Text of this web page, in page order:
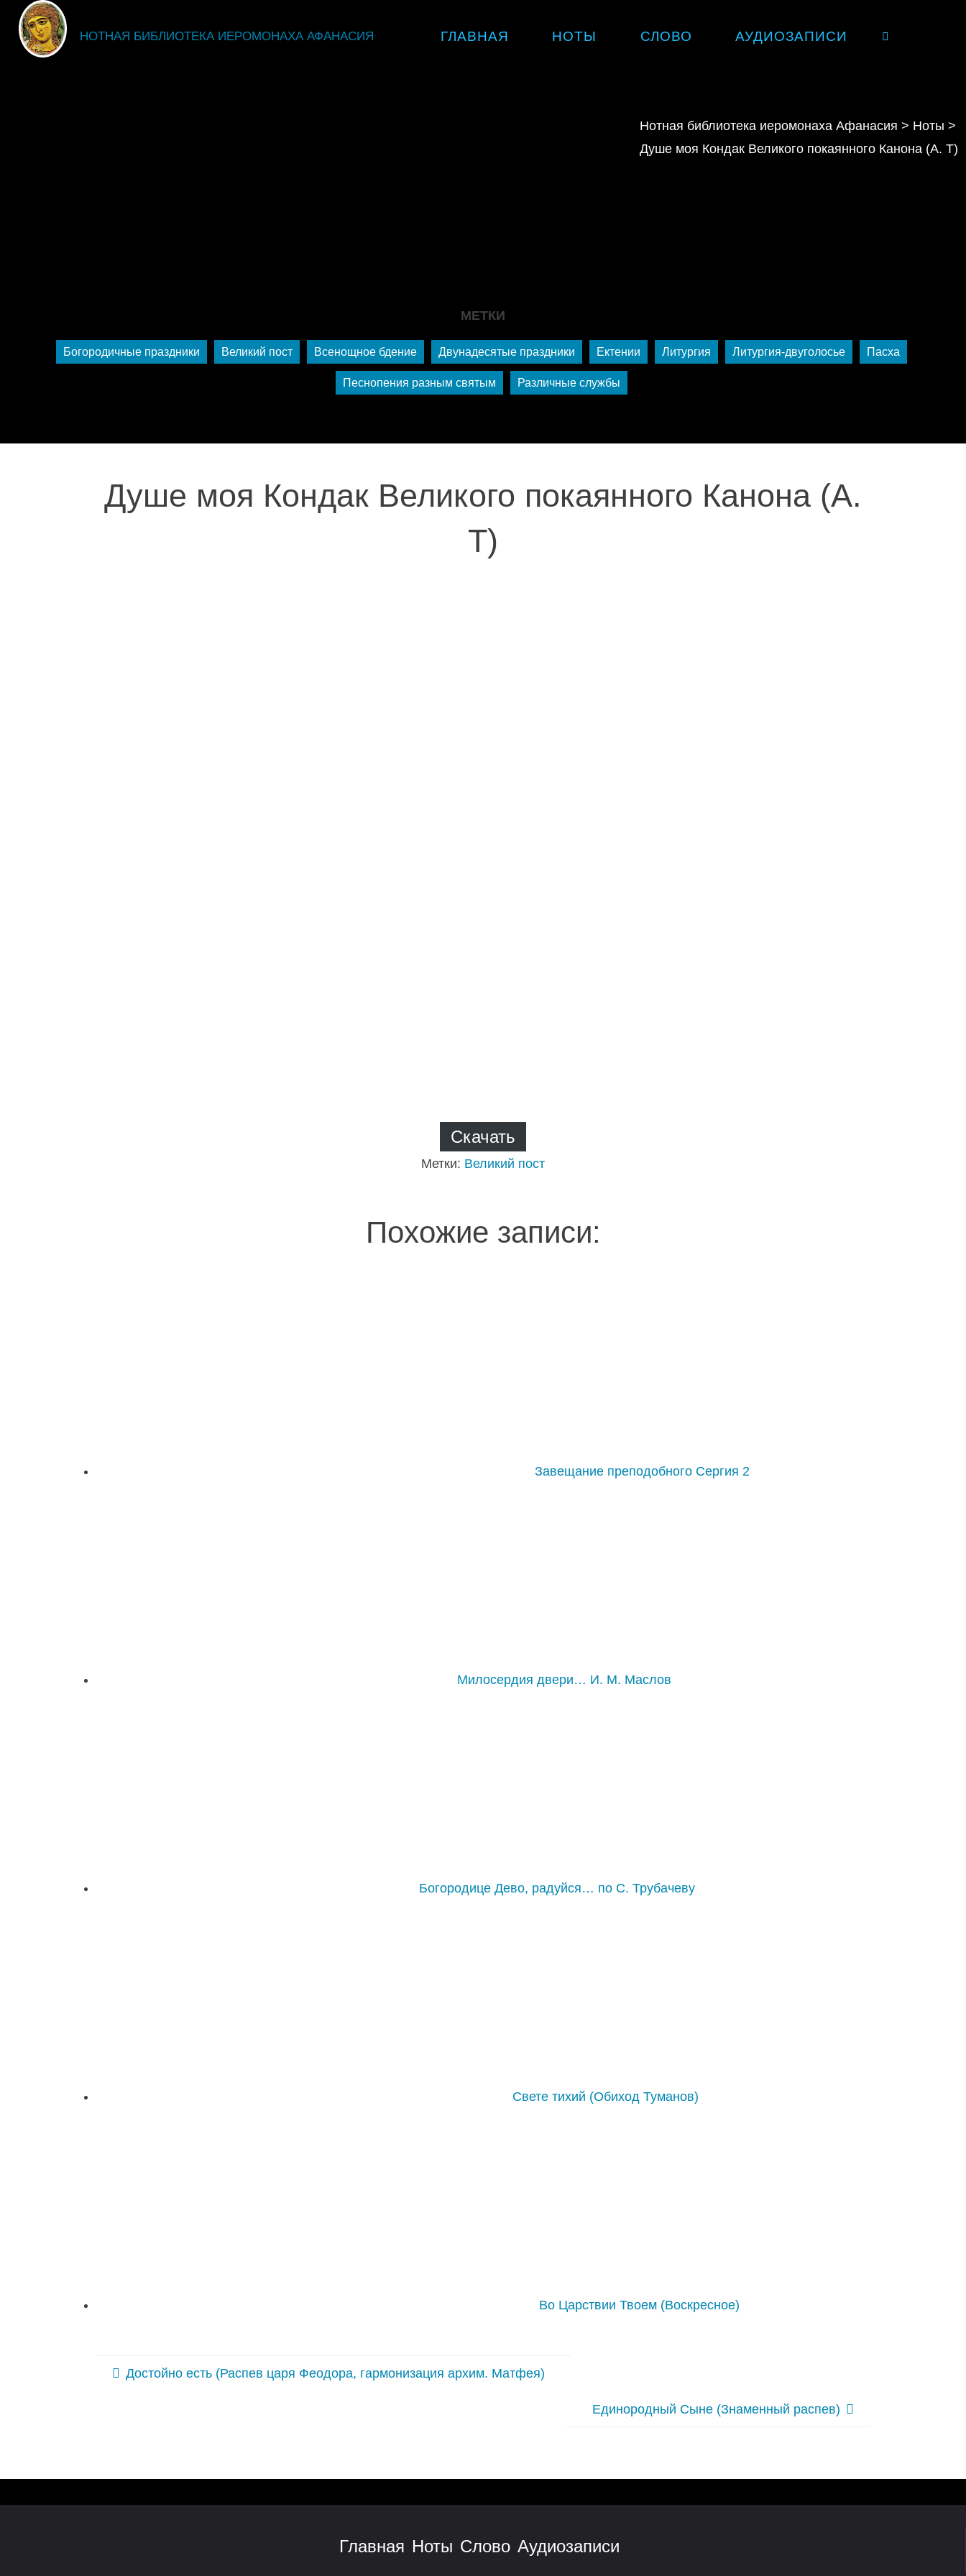
fdsgsdg
НОТНАЯ БИБЛИОТЕКА ИЕРОМОНАХА АФАНАСИЯ
ГЛАВНАЯ НОТЫ СЛОВО АУДИОЗАПИСИ
Нотная библиотека иеромонаха Афанасия > Ноты >
Душе моя Кондак Великого покаянного Канона (А. Т)
МЕТКИ
Богородичные праздники Великий пост Всенощное бдение Двунадесятые праздники Ектении Литургия Литургия-двуголосье Пасха
Песнопения разным святым Различные службы
Душе моя Кондак Великого покаянного Канона (А.
Т)
Скачать
Метки: Великий пост
Похожие записи:
Завещание преподобного Сергия 2
Милосердия двери… И. М. Маслов
Богородице Дево, радуйся… по С. Трубачеву
Свете тихий (Обиход Туманов)
Во Царствии Твоем (Воскресное)
Достойно есть (Распев царя Феодора, гармонизация архим. Матфея)
Единородный Сыне (Знаменный распев)
Главная Ноты Слово Аудиозаписи